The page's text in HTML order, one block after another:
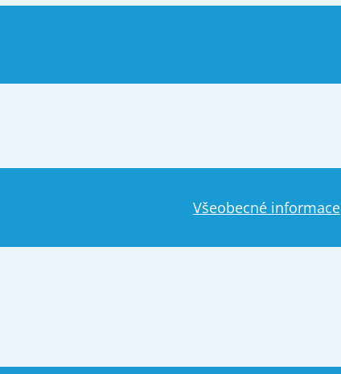
Všeobecné informace